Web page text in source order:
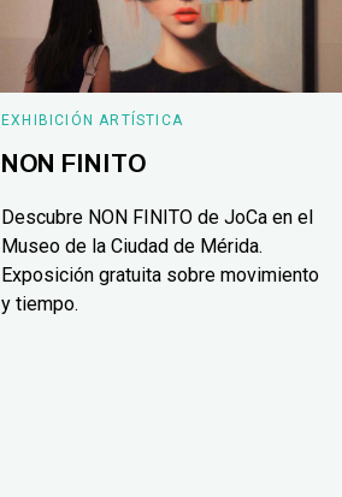
EXHIBICIÓN ARTÍSTICA
NON FINITO
Descubre NON FINITO de JoCa en el
Museo de la Ciudad de Mérida.
Exposición gratuita sobre movimiento
y tiempo.